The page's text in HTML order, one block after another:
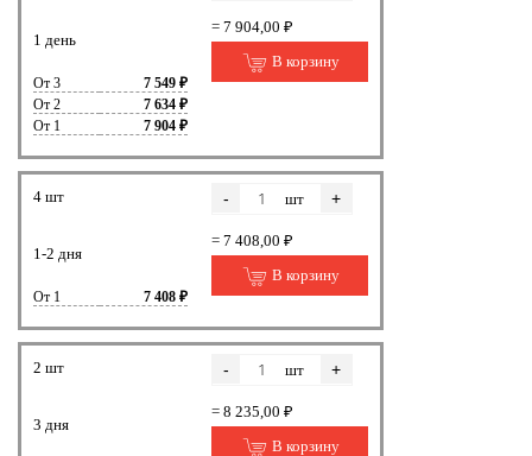
1 день
От 3
7 549 ₽
От 2
7 634 ₽
От 1
7 904 ₽
= 7 904,00 ₽
В корзину
4 шт
1-2 дня
От 1 7 408 ₽
- шт +
= 7 408,00 ₽
В корзину
2 шт
3 дня
- шт +
= 8 235,00 ₽
В корзину